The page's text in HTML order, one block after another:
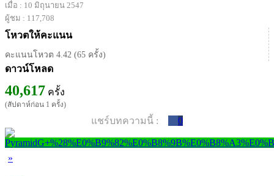
เมื่อ : 10 มิถุนายน 2547
ผู้ชม : 117,708
โหวตให้คะแนน
คะแนนโหวต 4.42 (65 ครั้ง)
ดาวน์โหลด
40,617 ครั้ง
(สัปดาห์ก่อน 1 ครั้ง)
แชร์บทความนี้ : 0
»